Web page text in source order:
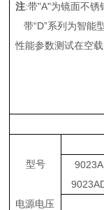
注:带"A"为镜面不锈
带“D”系列为智能
性能参数测试在空
型号
9023A
电源电压